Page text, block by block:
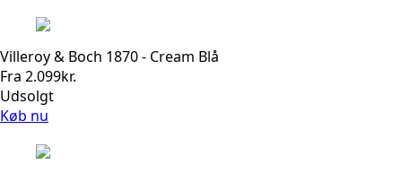
Villeroy & Boch 1870 - Cream Blå
Fra 2.099kr.
Udsolgt
Køb nu